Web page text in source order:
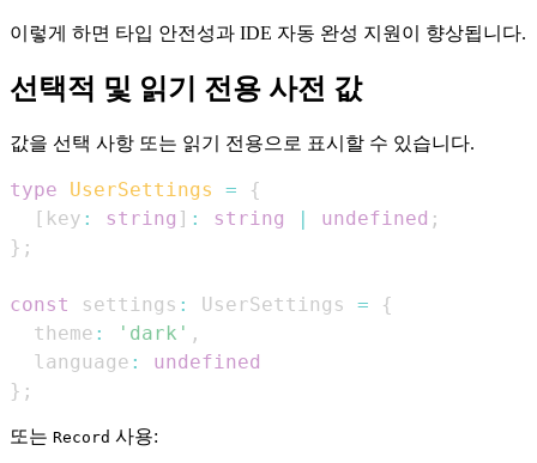
이렇게 하면 타입 안전성과 IDE 자동 완성 지원이 향상됩니다.
선택적 및 읽기 전용 사전 값
값을 선택 사항 또는 읽기 전용으로 표시할 수 있습니다.
type UserSettings =
{
[ key : string ] : string undefined ;
} ;
const settings : UserSettings =
{
  theme
: 'dark' ,
  language
:
undefined
} ;
또는 Record 사용: